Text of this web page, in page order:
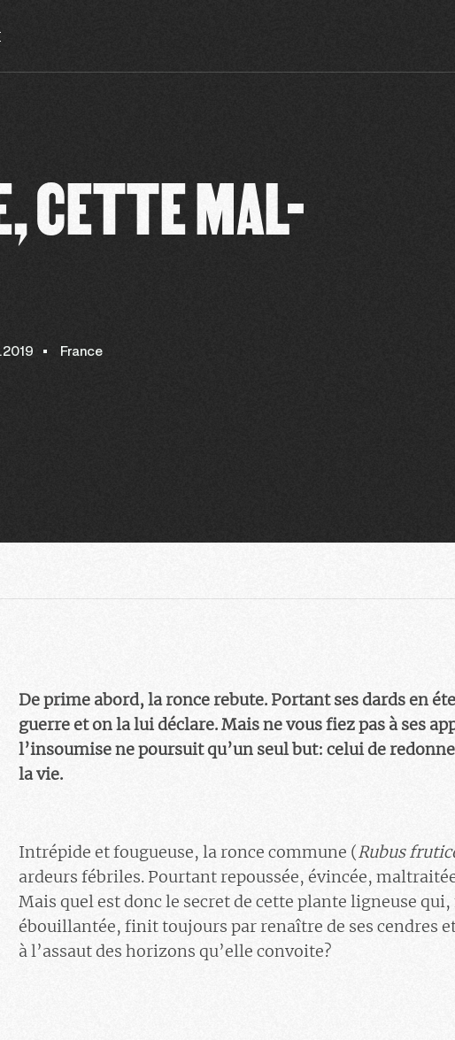
CETTE MAL-
France
De prime abord, la ronce rebute. Portant ses dards en
guerre et on la lui déclare. Mais ne vous fiez pas à ses
l’insoumise ne poursuit qu’un seul but: celui de
la vie.
Intrépide et fougueuse, la ronce commune (Rubus
ardeurs fébriles. Pourtant repoussée, évincée,
Mais quel est donc le secret de cette plante ligneuse
ébouillantée, finit toujours par renaître de ses cendres
à l’assaut des horizons qu’elle convoite?